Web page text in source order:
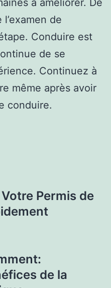
à améliorer. De
de
Conduire est
de se
Continuez à
même après avoir
conduire.
Permis de
de la